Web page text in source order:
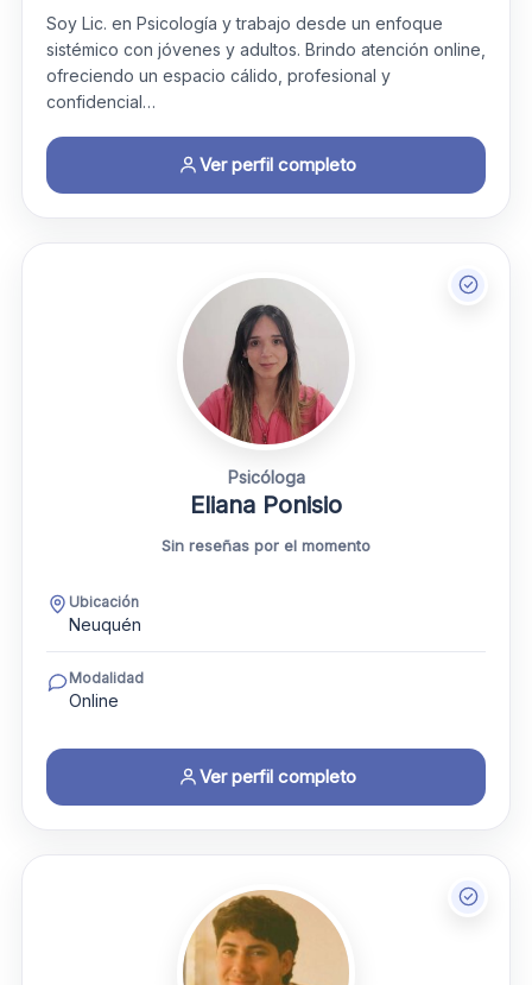
Soy Lic. en Psicología y trabajo desde un enfoque
sistémico con jóvenes y adultos. Brindo atención online,
ofreciendo un espacio cálido, profesional y
confidencial…
Ver perfil completo
Psicóloga
Eliana Ponisio
Sin reseñas por el momento
Ubicación
Neuquén
Modalidad
Online
Ver perfil completo